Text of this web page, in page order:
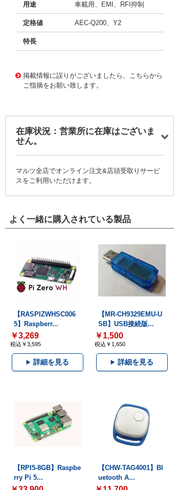
用途 車載用、EMI、RFI抑制
定格値 AEC-Q200、Y2
特長
掲載情報に誤りがございましたら、こちらから
ご指摘をお願い致します。
在庫状況：営業所に在庫はございま
せん。
マルツ全店でオンライン注文&店頭受取りサービ
スをご利用いただけます。
よく一緒に購入されている製品
【RASPIZWHSC006
5】Raspberr...
￥3,269
税込￥3,595
詳細を見る
【MR-CH9329EMU-U
SB】USB接続版...
￥1,500
税込￥1,650
詳細を見る
【RPI5-8GB】Raspbe
rry Pi 5...
【CHW-TAG4001】Bl
uetooth A...